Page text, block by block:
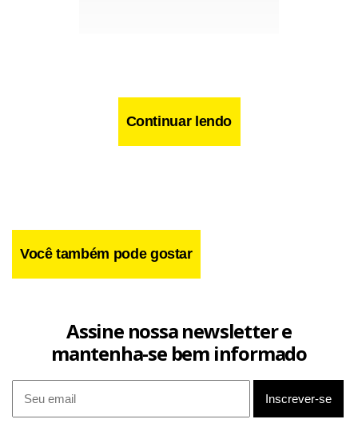
Continuar lendo
Você também pode gostar
Assine nossa newsletter e
mantenha-se bem informado